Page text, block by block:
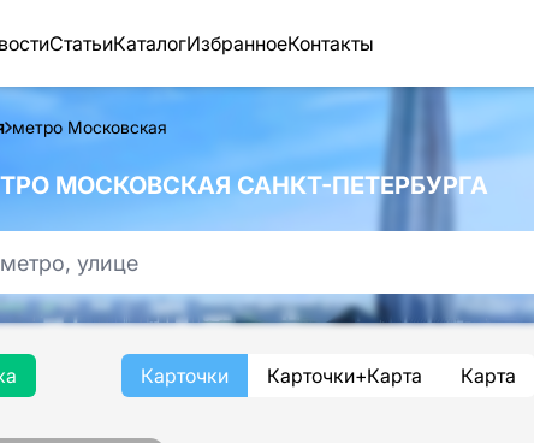
СтатьиКаталогИзбранноеКонтакты
метро Московская
МОСКОВСКАЯ САНКТ-ПЕТЕРБУРГА
Карточки Карточки+Карта Карта